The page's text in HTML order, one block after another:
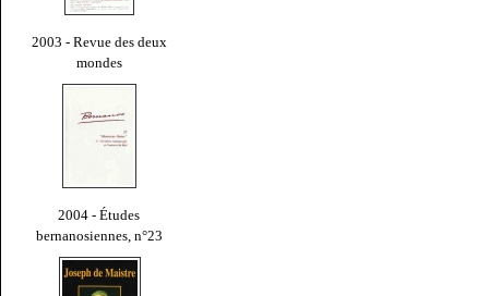
2003 - Revue des deux
mondes
2004 - Études
bernanosiennes, n°23